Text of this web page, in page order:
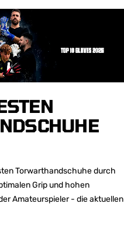
Torwarthandschuhe durch
Grip und hohen
Amateurspieler - die aktuellen